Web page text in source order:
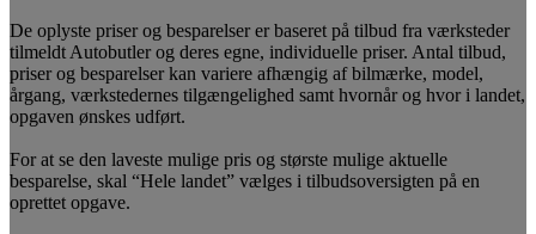
De oplyste priser og besparelser er baseret på tilbud fra værksteder
tilmeldt Autobutler og deres egne, individuelle priser. Antal tilbud,
priser og besparelser kan variere afhængig af bilmærke, model,
årgang, værkstedernes tilgængelighed samt hvornår og hvor i landet,
opgaven ønskes udført.
For at se den laveste mulige pris og største mulige aktuelle
besparelse, skal “Hele landet” vælges i tilbudsoversigten på en
oprettet opgave.